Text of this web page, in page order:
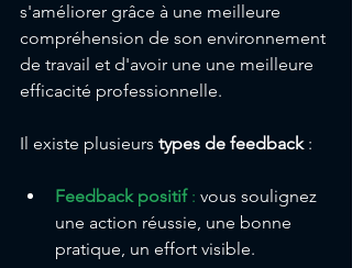
s'améliorer grâce à une meilleure
compréhension de son environnement
de travail et d'avoir une une meilleure
efficacité professionnelle.
Il existe plusieurs types de feedback :
Feedback positif : vous soulignez
une action réussie, une bonne
pratique, un effort visible.